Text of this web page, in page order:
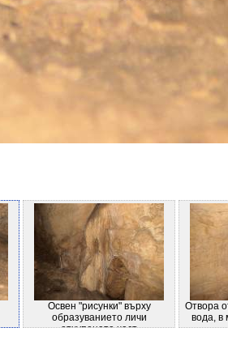
Освен "рисунки" върху
образуванието личи
отчупената част
Отвора
вода, в